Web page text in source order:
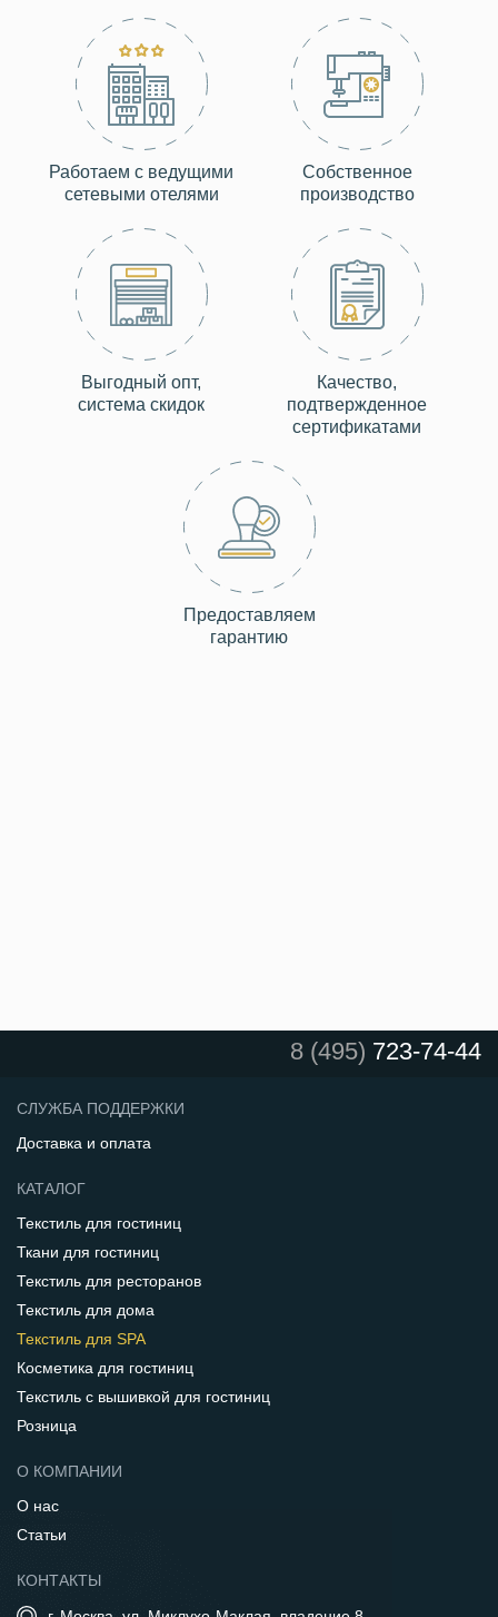
Работаем с ведущими
сетевыми отелями
Собственное
производство
Выгодный опт,
система скидок
Качество,
подтвержденное
сертификатами
Предоставляем
гарантию
8 (495) 723-74-44
СЛУЖБА ПОДДЕРЖКИ
Доставка и оплата
КАТАЛОГ
Текстиль для гостиниц
Ткани для гостиниц
Текстиль для ресторанов
Текстиль для дома
Текстиль для SPA
Косметика для гостиниц
Текстиль с вышивкой для гостиниц
Розница
О КОМПАНИИ
О нас
Статьи
КОНТАКТЫ